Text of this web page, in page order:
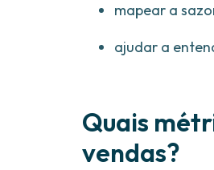
mapear a
ajudar a
Quais
vendas?